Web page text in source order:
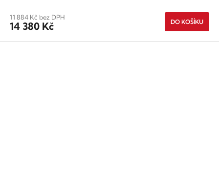
11 884 Kč bez DPH
14 380 Kč DO KOŠÍKU